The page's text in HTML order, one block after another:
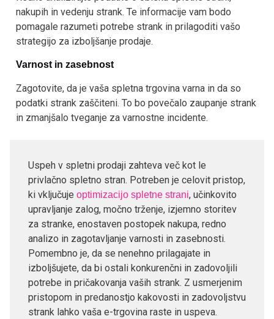
nakupih in vedenju strank. Te informacije vam bodo
pomagale razumeti potrebe strank in prilagoditi vašo
strategijo za izboljšanje prodaje.
Varnost in zasebnost
Zagotovite, da je vaša spletna trgovina varna in da so
podatki strank zaščiteni. To bo povečalo zaupanje strank
in zmanjšalo tveganje za varnostne incidente.
Uspeh v spletni prodaji zahteva več kot le
privlačno spletno stran. Potreben je celovit pristop,
ki vključuje optimizacijo spletne strani, učinkovito
upravljanje zalog, močno trženje, izjemno storitev
za stranke, enostaven postopek nakupa, redno
analizo in zagotavljanje varnosti in zasebnosti.
Pomembno je, da se nenehno prilagajate in
izboljšujete, da bi ostali konkurenčni in zadovoljili
potrebe in pričakovanja vaših strank. Z usmerjenim
pristopom in predanostjo kakovosti in zadovoljstvu
strank lahko vaša e-trgovina raste in uspeva.